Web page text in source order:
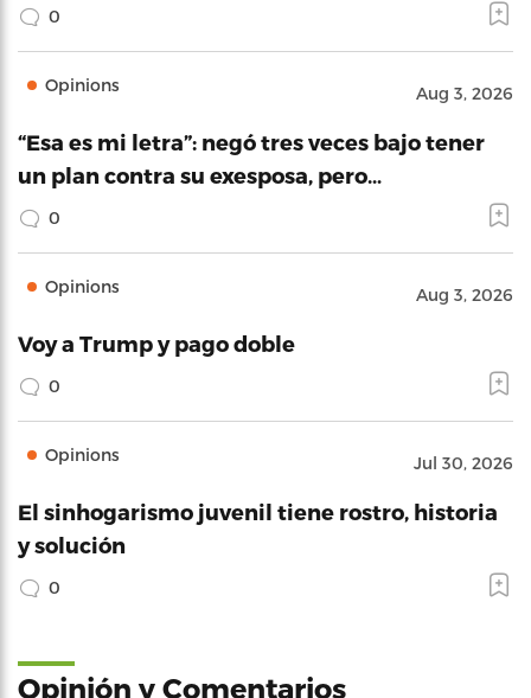
0
Opinions Aug 3, 2026
“Esa es mi letra”: negó tres veces bajo tener
un plan contra su exesposa, pero…
0
Opinions Aug 3, 2026
Voy a Trump y pago doble
0
Opinions Jul 30, 2026
El sinhogarismo juvenil tiene rostro, historia
y solución
0
Opinión y Comentarios